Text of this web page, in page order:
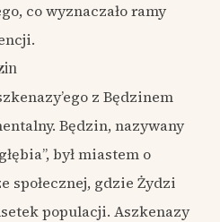
co wyznaczało ramy
z Będzinem
Będzin, nazywany
był miastem o
społecznej, gdzie Żydzi
populacji. Aszkenazy